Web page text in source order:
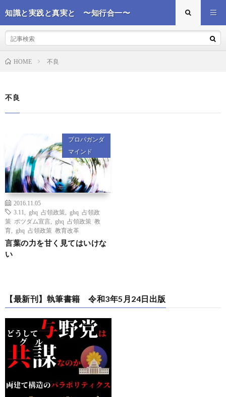
知識と実践と真実と 〜知行合一〜
HOME 不良
不良
プロパガンダ
マインド
2016.11.05
3.11
ghq 占領政策
ghq 占領政
策 ポツダム宣言
ghq 占領政策 教
育
ghq 占領政策 教育改革
言葉の力を甘く見てはいけな
い
【最新刊】執筆書籍 令和3年5月24日出版